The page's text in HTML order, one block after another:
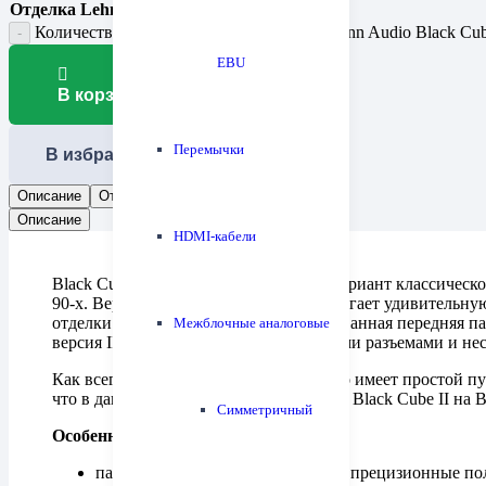
EBU
Перемычки
HDMI-кабели
Межблочные аналоговые
Симметричный
Отделка Lehmann
Количество товара Фонокорректор Lehmann Audio Black
В корзину
В избранное
Описание
Отзывы (0)
Описание
Black Cube II — новый специальный вариант
90-х. Версия II, с одной стороны предлагает
отделки (черная, серебристая, хромированная
версия II также отличается улучшенными разъемами и
Как всегда, пользователь LehmannAudio имеет
что в данном случае равнозначно смене Black Cube II на
Особенности
пассивная цепь коррекции RIAA, прецизионные